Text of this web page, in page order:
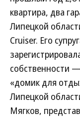
квартира, два
Липецкой
Cruiser. Его
собственности
«домик для
Липецкой
Мягков,